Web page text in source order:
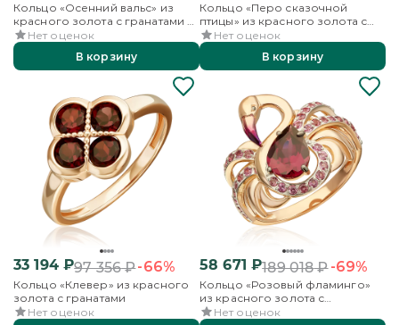
Кольцо «Осенний вальс» из
красного золота с гранатами и
бесцветными топазами
Нет оценок
В корзину
Кольцо «Перо сказочной
птицы» из красного золота с
гранатами
Нет оценок
В корзину
33 194₽97 356₽-66%
Кольцо «Клевер» из красного
золота с гранатами
Нет оценок
58 671 ₽189 018₽-69%
Кольцо «Розовый фламинго»
из красного золота с
гранатами и эмалью
Нет оценок